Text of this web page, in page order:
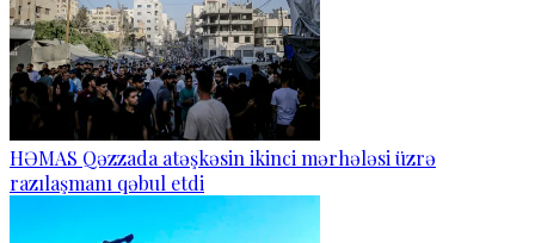
HƏMAS Qəzzada atəşkəsin ikinci mərhələsi üzrə
razılaşmanı qəbul etdi